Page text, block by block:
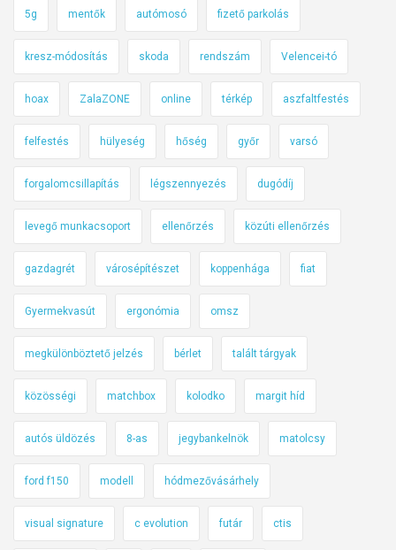
5g mentők autómosó fizető parkolás
kresz-módosítás skoda rendszám Velencei-tó
hoax ZalaZONE online térkép aszfaltfestés
felfestés hülyeség hőség győr varsó
forgalomcsillapítás légszennyezés dugódíj
levegő munkacsoport ellenőrzés közúti ellenőrzés
gazdagrét városépítészet koppenhága fiat
Gyermekvasút ergonómia omsz
megkülönböztető jelzés bérlet talált tárgyak
közösségi matchbox kolodko margit híd
autós üldözés 8-as jegybankelnök matolcsy
ford f150 modell hódmezővásárhely
visual signature c evolution futár ctis